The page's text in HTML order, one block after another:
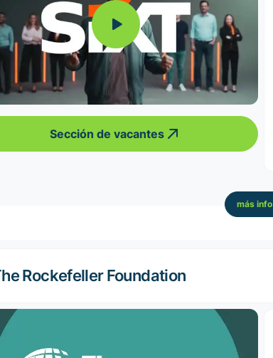
Sección de vacantes
más info
Rockefeller Foundation